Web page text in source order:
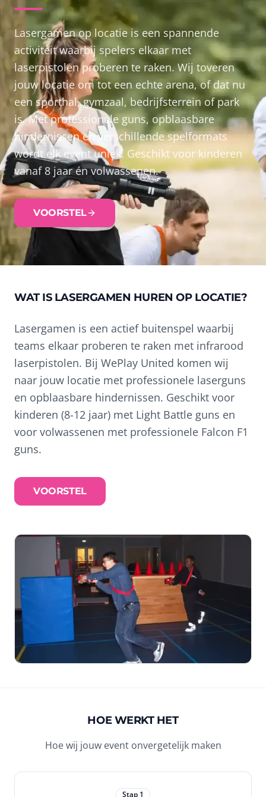
Lasergamen op locatie is een spannende
activiteit waarbij spelers elkaar met
laserpistolen proberen te raken. Wij toveren
jouw locatie om tot een echte arena, of dat nu
een sporthal, gymzaal, bedrijfsterrein of park
is. Met professionele guns, opblaasbare
hindernissen en verschillende spelformats
wordt elk event uniek. Geschikt voor kinderen
vanaf 8 jaar én volwassenen.
VOORSTEL
WAT IS LASERGAMEN HUREN OP LOCATIE?
Lasergamen is een actief buitenspel waarbij
teams elkaar proberen te raken met infrarood
laserpistolen. Bij WePlay United komen wij
naar jouw locatie met professionele laserguns
en opblaasbare hindernissen. Geschikt voor
kinderen (8-12 jaar) met Light Battle guns en
voor volwassenen met professionele Falcon F1
guns.
VOORSTEL
HOE WERKT HET
Hoe wij jouw event onvergetelijk maken
Stap 1